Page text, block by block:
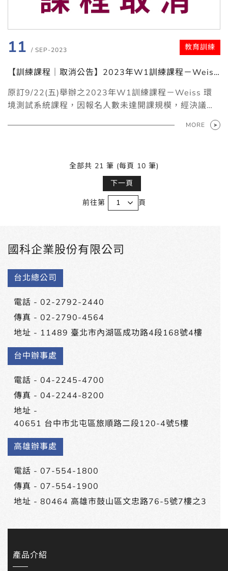
11 / SEP-2023 教育訓練
【訓練課程｜取消公告】2023年W1訓練課程－Weiss
原訂9/22(五)舉辦之2023年W1訓練課程－Weiss 環
境測試系統課程，因報名人數未達開課規模，經決議取
MORE
全部共 21 筆 (每頁 10 筆)
下一頁
前往第
頁
國科企業股份有限公司
台北總公司
電話 - 02-2792-2440
傳真 - 02-2790-4564
地址 - 11489 臺北市內湖區成功路4段168號4樓
台中辦事處
電話 - 04-2245-4700
傳真 - 04-2244-8200
地址 -
40651 台中市北屯區旅順路二段120-4號5樓
高雄辦事處
電話 - 07-554-1800
傳真 - 07-554-1900
地址 - 80464 高雄市鼓山區文忠路76-5號7樓之3
產品介紹